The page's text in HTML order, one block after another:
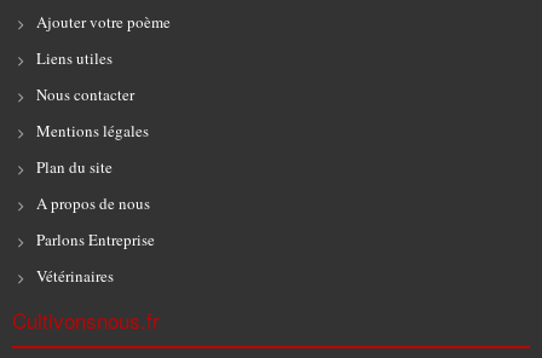
Ajouter votre poème
Liens utiles
Nous contacter
Mentions légales
Plan du site
A propos de nous
Parlons Entreprise
Vétérinaires
Cultivonsnous.fr